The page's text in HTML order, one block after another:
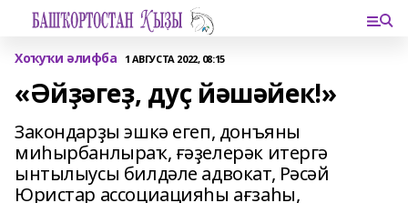
Хоҡуҡи әлифба 1 АВГУСТА 2022, 08:15
«Әйҙәгеҙ, дуҫ йәшәйек!»
Закондарҙы эшкә егеп, донъяны
миһырбанлыраҡ, ғәҙелерәк итергә
ынтылыусы билдәле адвокат, Рәсәй
Юристар ассоциацияһы ағзаһы,